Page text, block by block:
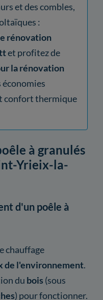
et des combles,
:
rénovation
et profitez de
la rénovation
économies
confort thermique
à granulés
Yrieix-la-
d'un poêle à
chauffage
de l'environnement.
du bois (sous
) pour fonctionner.